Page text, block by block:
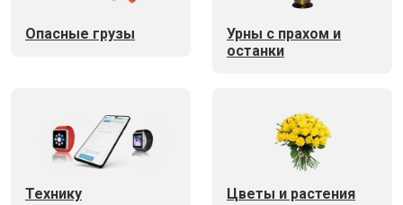
Опасные грузы
Урны с прахом и
останки
Технику Цветы и растения